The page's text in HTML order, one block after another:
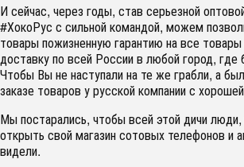
И сейчас, через годы, став серьезной
#ХокоРус с сильной командой, можем
товары пожизненную гарантию на все
доставку по всей России в любой город, где
Чтобы Вы не наступали на те же грабли, а
заказе товаров у русской компании с
Мы постарались, чтобы всей этой дичи
открыть свой магазин сотовых телефонов и
видели.